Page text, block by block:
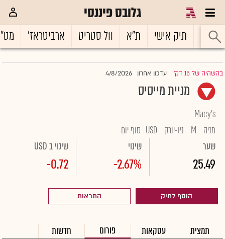
גלובס פיננסי
ראשי תיק אישי ת"א וול סטריט ארביטראז'
בהשהיה של 15 דק' |עדכון אחרון 4/8/2026
מניית מייסיס
Macy's
מניה
M ניו-יורק USD סוף יום
שער
25.49
שינוי
-2.67%
שינוי ב USD
-0.72
הוסף לתיק התראות
תמצית עסקאות פורום חדשות